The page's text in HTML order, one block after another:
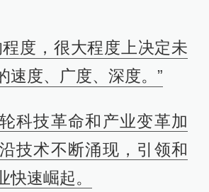
度，很大程度上决定未
速度、广度、深度。”
科技革命和产业变革加
技术不断涌现，引领和
快速崛起。